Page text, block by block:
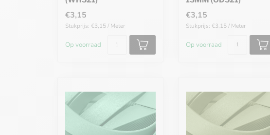
€3,15
Stukprijs: €3,15 / Meter
Op voorraad
€3,15
Stukprijs: €3,15 / Meter
Op voorraad